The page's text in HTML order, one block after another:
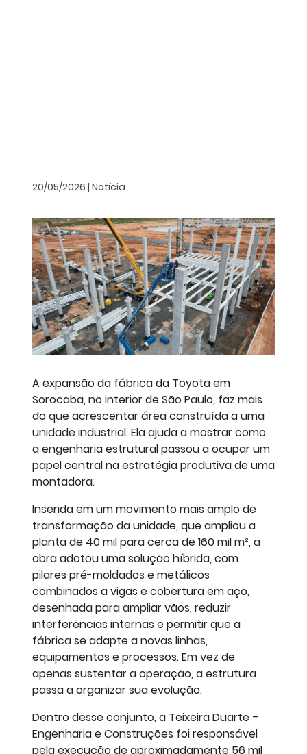
20/05/2026 | Notícia
A expansão da fábrica da Toyota em
Sorocaba, no interior de São Paulo, faz mais
do que acrescentar área construída a uma
unidade industrial. Ela ajuda a mostrar como
a engenharia estrutural passou a ocupar um
papel central na estratégia produtiva de uma
montadora.
Inserida em um movimento mais amplo de
transformação da unidade, que ampliou a
planta de 40 mil para cerca de 160 mil m², a
obra adotou uma solução híbrida, com
pilares pré-moldados e metálicos
combinados a vigas e cobertura em aço,
desenhada para ampliar vãos, reduzir
interferências internas e permitir que a
fábrica se adapte a novas linhas,
equipamentos e processos. Em vez de
apenas sustentar a operação, a estrutura
passa a organizar sua evolução.
Dentro desse conjunto, a Teixeira Duarte –
Engenharia e Construções foi responsável
pela execução de aproximadamente 56 mil